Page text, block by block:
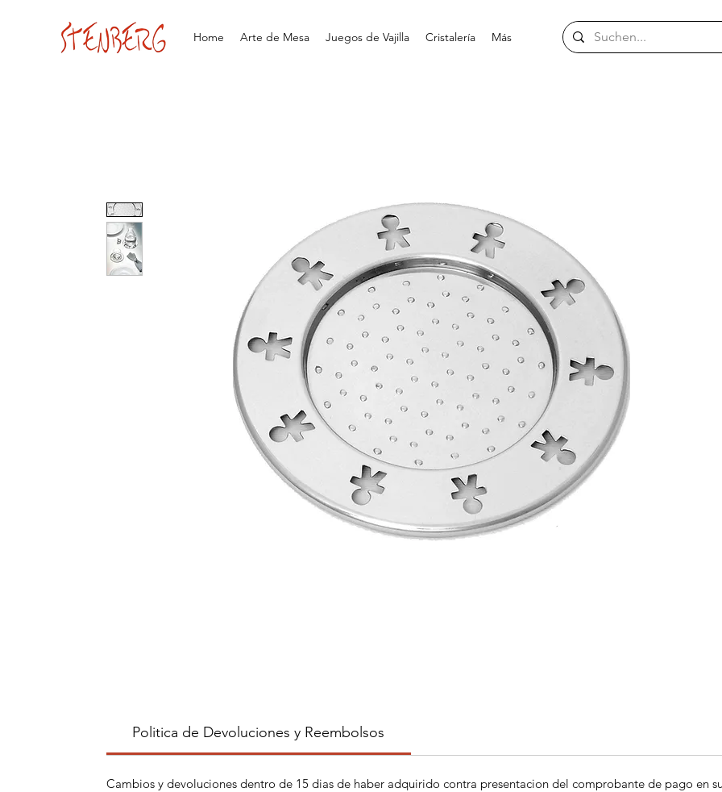
Home Arte de Mesa Juegos de Vajilla Cristalería Más
Politica de Devoluciones y Reembolsos
Cambios y devoluciones dentro de 15 dias de haber adquirido contra presentacion del comprobante de pago en